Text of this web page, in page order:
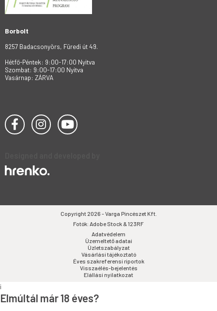
Borbolt
8257 Badacsonyörs, Füredi út 49.
Hétfő-Péntek: 9:00-17:00 Nyitva
Szombat: 9:00-17:00 Nyitva
Vasárnap: ZÁRVA
Copyright 2026 - Varga Pincészet Kft.
Fotók: Adobe Stock & 123RF
Adatvédelem
Üzemeltető adatai
Üzletszabályzat
Vásárlási tájékoztató
Éves szakreferensi riportok
Visszaélés-bejelentés
Elállási nyilatkozat
i
Elmúltál már 18 éves?